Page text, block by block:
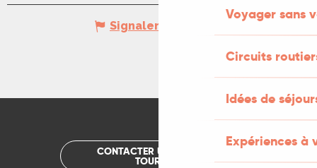
Voyager sans
Circuits
Idées de
Expériences à
Signaler une erreur
CONTACTER UN OFFICE DE
TOURISME